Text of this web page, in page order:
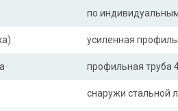
по
усиленная
профильная труба
снаружи стальной